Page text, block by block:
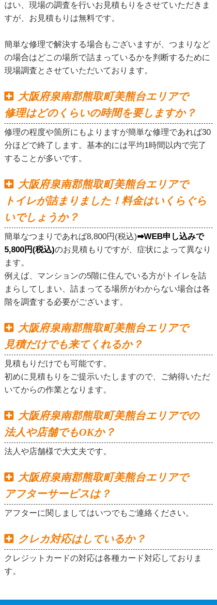
はい、現場の調査を行いお見積もりをさせていただきま
すが、お見積もりは無料です。
簡単な修理で解決する場合もございますが、つまりなど
の場合はどこの場所で詰まっているかを判断するために
現場調査とさせていただいております。
大阪府泉南郡熊取町美熊台エリアで
修理はどのくらいの時間を要しますか？
修理の程度や箇所にもよりますが簡単な修理であれば30
分ほどで終了します。基本的には平均1時間以内で完了
することが多いです。
大阪府泉南郡熊取町美熊台エリアで
トイレが詰まりました！料金はいくらぐら
いでしょうか？
簡単なつまりであれば8,800円(税込)➡WEB申し込みで
5,800円(税込)のお見積もりですが、症状によって異なり
ます。
例えば、マンションの5階に住んでいる方がトイレを詰
まらしてしまい、詰まってる場所がわからない場合は各
階を調査する必要がございます。
大阪府泉南郡熊取町美熊台エリアで
見積だけでも来てくれるか？
見積もりだけでも可能です。
初めに見積もりをご提示いたしますので、ご納得いただ
いてからの作業となります。
大阪府泉南郡熊取町美熊台エリアでの
法人や店舗でもOKか？
法人や店舗様で大丈夫です。
大阪府泉南郡熊取町美熊台エリアで
アフターサービスは？
アフターに関しましてはいつでもご連絡ください。
クレカ対応はしているか？
クレジットカードの対応は各種カード対応しておりま
す。